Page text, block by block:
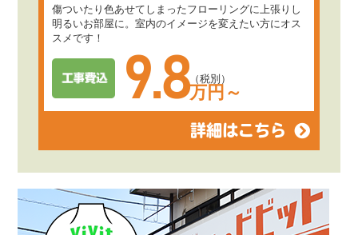
傷ついたり色あせてしまったフローリングに上張りし
明るいお部屋に。室内のイメージを変えたい方にオス
スメです！
9.8万円～
（税別）
詳細はこちら